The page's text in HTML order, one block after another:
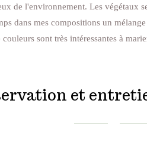
de l'environnement. Les végétaux
dans mes compositions un
couleurs sont très intéressantes à
et